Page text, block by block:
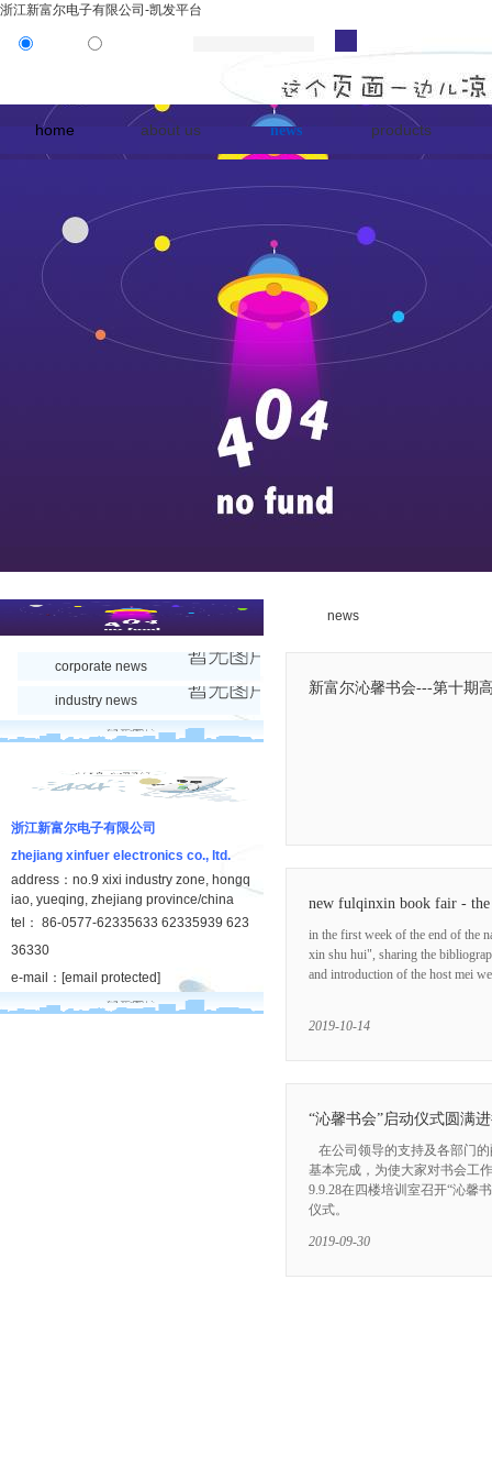
浙江新富尔电子有限公司-凯发平台
home about us news products
corporate news
industry news
浙江新富尔电子有限公司
zhejiang xinfuer electronics co., ltd.
address：no.9 xixi industry zone, hongq
iao, yueqing, zhejiang province/china
tel： 86-0577-62335633 62335939 623
36330
e-mail： [email protected]
news
新富尔沁馨书会---第十期
new fulqinxin book fair -
in the first week of the end of the
xin shu hui", sharing the
and introduction of the host mei
2019-10-14
“沁馨书会”启动仪式圆满
在公司领导的支持及各部门
基本完成，为使大家对书会工
9.9.28在四楼培训室召开“沁馨
仪式。
2019-09-30